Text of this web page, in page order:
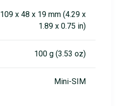
109 x 48 x 19 mm (4.29 x
1.89 x 0.75 in)
100 g (3.53 oz)
Mini-SIM